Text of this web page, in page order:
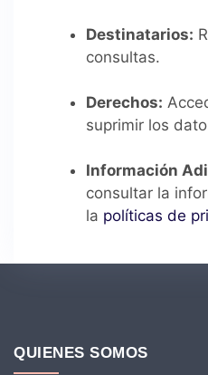
Destinatarios:
consultas.
Derechos:
suprimir los
Información
consultar la
la políticas de
QUIENES SOMOS